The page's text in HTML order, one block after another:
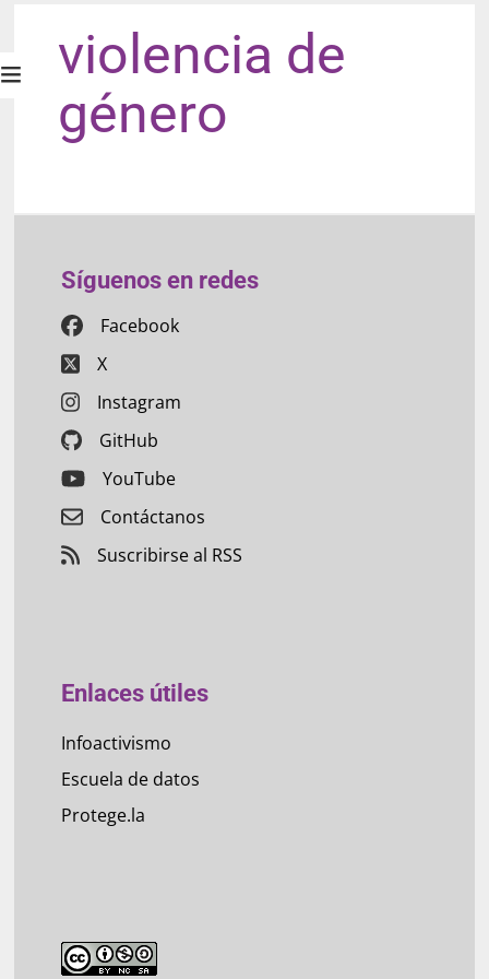
violencia de
género
Síguenos en redes
Facebook
X
Instagram
GitHub
YouTube
Contáctanos
Suscribirse al RSS
Enlaces útiles
Infoactivismo
Escuela de datos
Protege.la